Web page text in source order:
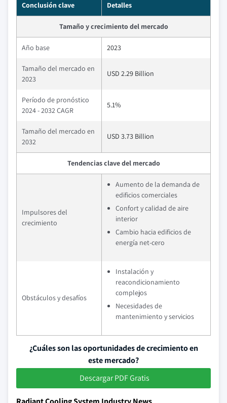
Conclusión clave Detalles
Tamaño y crecimiento del mercado
Año base 2023
Tamaño del mercado en
2023
USD 2.29 Billion
Período de pronóstico
2024 - 2032 CAGR
5.1%
Tamaño del mercado en
2032
USD 3.73 Billion
Tendencias clave del mercado
Impulsores del
crecimiento
Aumento de la demanda de
edificios comerciales
Confort y calidad de aire
interior
Cambio hacia edificios de
energía net-cero
Obstáculos y desafíos
Instalación y
reacondicionamiento
complejos
Necesidades de
mantenimiento y servicios
¿Cuáles son las oportunidades de crecimiento en
este mercado?
Descargar PDF Gratis